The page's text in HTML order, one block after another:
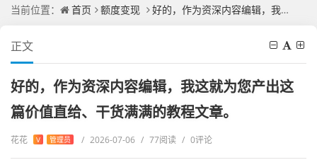
当前位置： 首页 额度变现 好的，作为资深内容编辑，我这就为您产出这篇价值直给、干货满满的教程文章。
正文
好的，作为资深内容编辑，我这就为您产出这
篇价值直给、干货满满的教程文章。
花花 V 管理员 / 2026-07-06 / 77阅读 / 0评论